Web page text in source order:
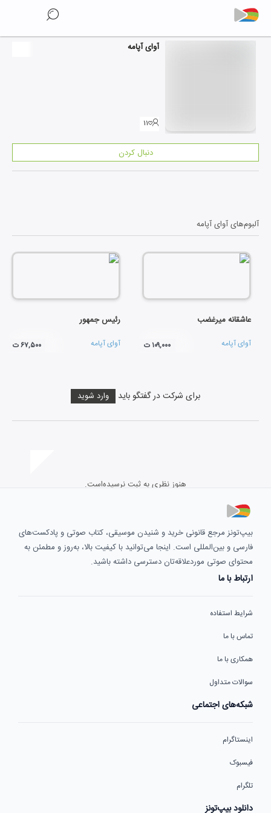
آوای آپامه
۱۱
دنبال کردن
آلبوم‌هایآوای آپامه
عاشقانه میرغضب
آوای آپامه ۱۰۹,۰۰۰ ت
رئیس جمهور
آوای آپامه ۶۷,۵۰۰ ت
برای شرکت در گفتگو باید وارد شوید
هنوز نظری به ثبت نرسیده‌است.
بیپ‌تونز مرجع قانونی خرید و شنیدن موسیقی، کتاب صوتی و پادکست‌های
فارسی و بین‌المللی است. اینجا می‌توانید با کیفیت بالا، به‌روز و مطمئن به
محتوای صوتی موردعلاقه‌تان دسترسی داشته باشید.
ارتباط با ما
شرایط استفاده
تماس با ما
همکاری با ما
سوالات متداول
شبکه‌های اجتماعی
اینستاگرام
فیسبوک
تلگرام
دانلود بیپ‌تونز